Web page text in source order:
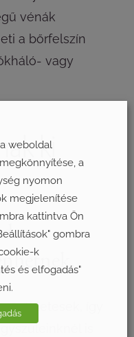
vénák
a bőrfelszín
vagy
ki
örökletesek, így
weboldal
a
nyomon
megjelenítése
kattintva Ön
gombra
k
és elfogadás"